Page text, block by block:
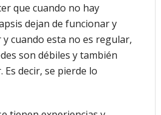
que cuando no hay
dejan de funcionar y
cuando esta no es regular,
son débiles y también
Es decir, se pierde lo